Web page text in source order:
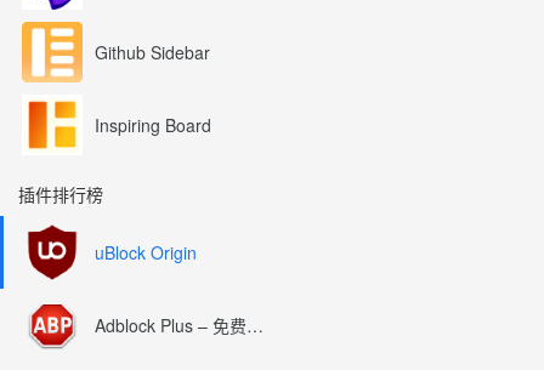
Github Sidebar
Inspiring Board
插件排行榜
uBlock Origin
Adblock Plus – 免费的广告拦截器